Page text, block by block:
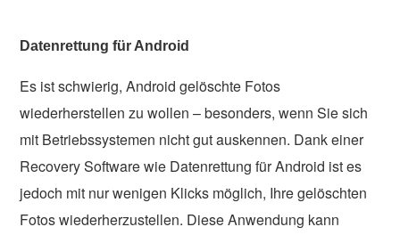
Datenrettung für Android
Es ist schwierig, Android gelöschte Fotos
wiederherstellen zu wollen – besonders, wenn Sie sich
mit Betriebssystemen nicht gut auskennen. Dank einer
Recovery Software wie Datenrettung für Android ist es
jedoch mit nur wenigen Klicks möglich, Ihre gelöschten
Fotos wiederherzustellen. Diese Anwendung kann